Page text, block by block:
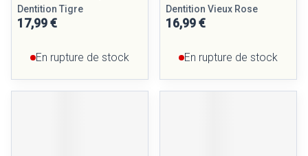
Dentition Tigre
17,99 €
En rupture de stock
Dentition Vieux Rose
16,99 €
En rupture de stock